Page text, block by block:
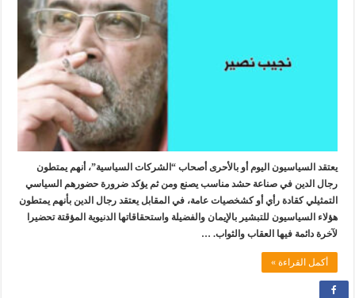
يعتقد السياسيون اليوم أو بالأحرى أصحاب “الشركات السياسية”، أنهم يمتطون
رجال الدين في صناعة حشد مناسب يصنع ومن ثم يؤكد ضرورة حضورهم السياسي
التمثيلي كقادة رأي أو كشخصيات عامة، في المقابل يعتقد رجال الدين بأنهم يمتطون
هؤلاء السياسيون للتبشير بالإيمان والفضيلة واستحقاقاتها الدنيوية المؤقتة تحضيرا
لآخرة دائمة فيها العقاب والثواب. …
أكمل القراءة »